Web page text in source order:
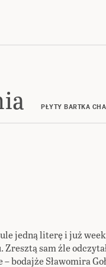
PŁYTY BARTKA
jedną literę i już
Zresztą sam źle
bodajże Sławomira